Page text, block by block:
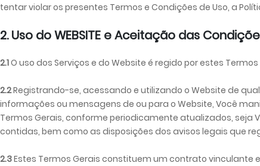
tentar violar os presentes Termos e Condições de Uso, a
2. Uso do WEBSITE e Aceitação das
2.1O uso dos Serviços e do Website é regido por estes
2.2Registrando-se, acessando e utilizando o Website de
informações ou mensagens de ou para o Website, Você
Termos Gerais, conforme periodicamente atualizados, seja
contidas, bem como as disposições dos avisos legais que
2.3Estes Termos Gerais constituem um contrato vinculante